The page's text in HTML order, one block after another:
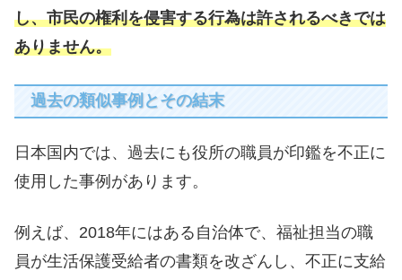
し、市民の権利を侵害する行為は許されるべきでは
ありません。
過去の類似事例とその結末
日本国内では、過去にも役所の職員が印鑑を不正に
使用した事例があります。
例えば、2018年にはある自治体で、福祉担当の職
員が生活保護受給者の書類を改ざんし、不正に支給